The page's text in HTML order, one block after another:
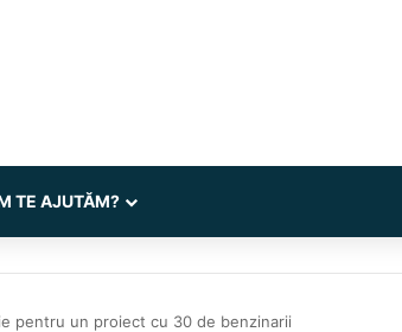
TE AJUTĂM?
pentru un proiect cu 30 de benzinarii